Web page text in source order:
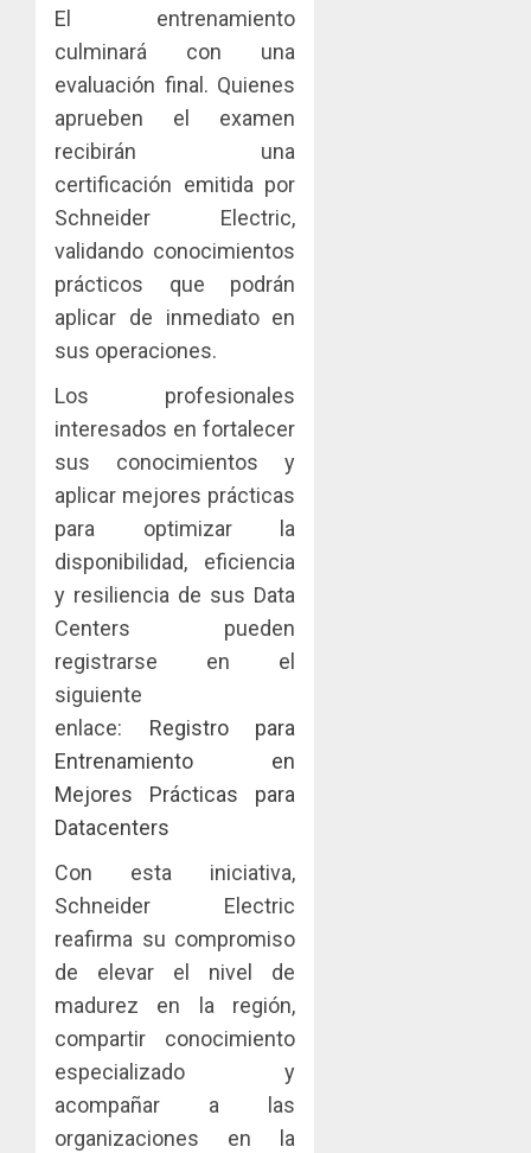
El entrenamiento
culminará con una
evaluación final. Quienes
aprueben el examen
recibirán una
certificación emitida por
Schneider Electric,
validando conocimientos
prácticos que podrán
aplicar de inmediato en
sus operaciones.
Los profesionales
interesados en fortalecer
sus conocimientos y
aplicar mejores prácticas
para optimizar la
disponibilidad, eficiencia
y resiliencia de sus Data
Centers pueden
registrarse en el
siguiente
enlace: Registro para
Entrenamiento en
Mejores Prácticas para
Datacenters
Con esta iniciativa,
Schneider Electric
reafirma su compromiso
de elevar el nivel de
madurez en la región,
compartir conocimiento
especializado y
acompañar a las
organizaciones en la